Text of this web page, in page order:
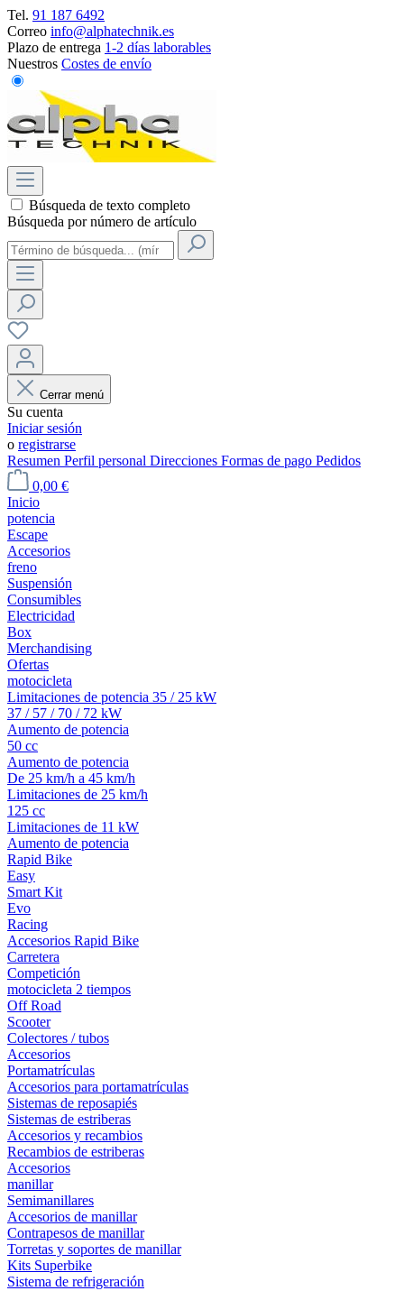
Tel. 91 187 6492
Correo info@alphatechnik.es
Plazo de entrega 1-2 días laborables
Nuestros Costes de envío
Búsqueda de texto completo
Búsqueda por número de artículo
Cerrar menú
Su cuenta
Iniciar sesión
o registrarse
Resumen Perfil personal Direcciones Formas de pago Pedidos
0,00 €
Inicio
potencia
Escape
Accesorios
freno
Suspensión
Consumibles
Electricidad
Box
Merchandising
Ofertas
motocicleta
Limitaciones de potencia 35 / 25 kW
37 / 57 / 70 / 72 kW
Aumento de potencia
50 cc
Aumento de potencia
De 25 km/h a 45 km/h
Limitaciones de 25 km/h
125 cc
Limitaciones de 11 kW
Aumento de potencia
Rapid Bike
Easy
Smart Kit
Evo
Racing
Accesorios Rapid Bike
Carretera
Competición
motocicleta 2 tiempos
Off Road
Scooter
Colectores / tubos
Accesorios
Portamatrículas
Accesorios para portamatrículas
Sistemas de reposapiés
Sistemas de estriberas
Accesorios y recambios
Recambios de estriberas
Accesorios
manillar
Semimanillares
Accesorios de manillar
Contrapesos de manillar
Torretas y soportes de manillar
Kits Superbike
Sistema de refrigeración